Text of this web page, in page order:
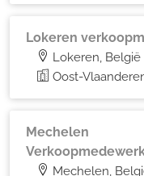
Lokeren
Lokeren, België
Oost-
Mechelen
Mechelen,